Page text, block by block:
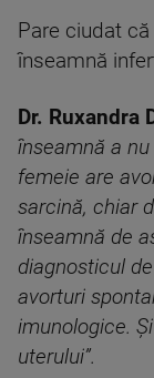
Pare ciudat
înseamnă
Dr. Ruxandra
înseamnă a
femeie are
sarcină, chiar
înseamnă de
diagnosticul
avorturi
imunologice.
uterului”.